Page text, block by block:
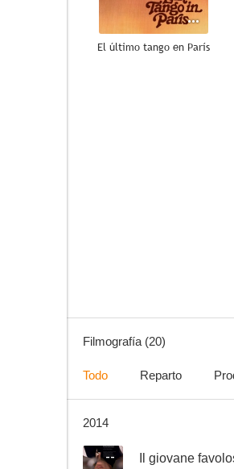
El último tango en París
Filmografía (20)
Todo Reparto
2014
-- Il giovane